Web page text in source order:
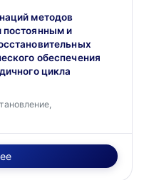
методов
постоянным и
обеспечения
цикла